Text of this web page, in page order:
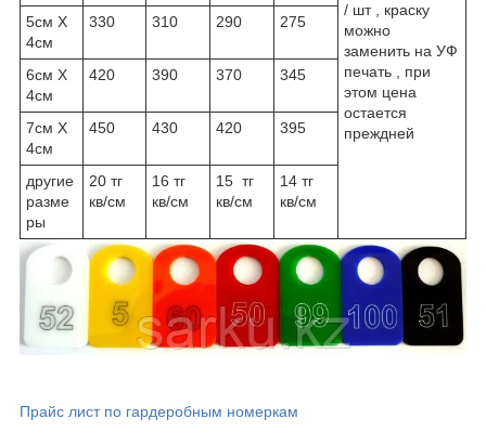
/ шт , краску
можно
заменить на УФ
печать , при
этом цена
остается
преждней
5см Х
4см
330 310 290 275
6см Х
4см
420 390 370 345
7см Х
4см
450 430 420 395
другие
разме
ры
20 тг
кв/см
16 тг
кв/см
15 тг
кв/см
14 тг
кв/см
Прайс лист по гардеробным номеркам